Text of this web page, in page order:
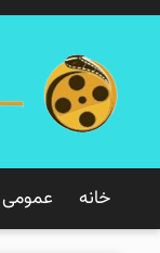
خانه عمومی